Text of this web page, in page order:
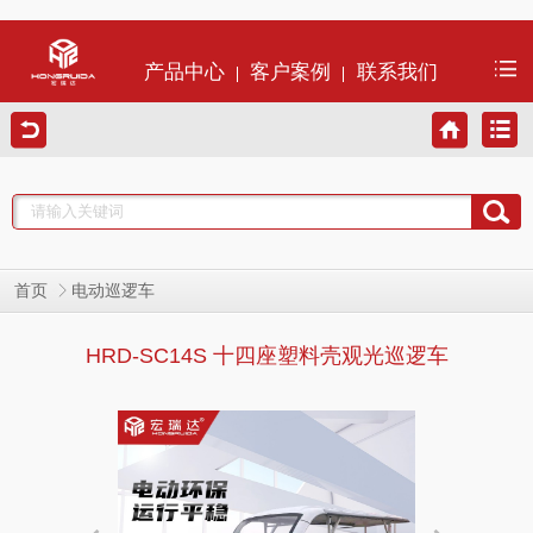
产品中心 客户案例 联系我们
首页 电动巡逻车
HRD-SC14S 十四座塑料壳观光巡逻车